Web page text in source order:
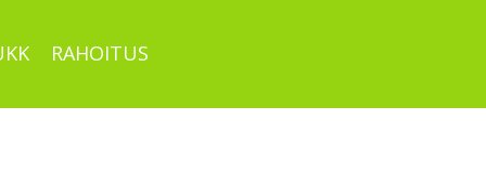
RAHOITUS